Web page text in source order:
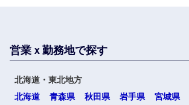
海外
営業ｘ勤務地で探す
北海道・東北地方
北海道
青森県 秋田県 岩手県 宮城県